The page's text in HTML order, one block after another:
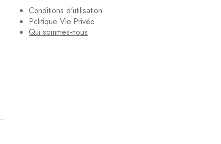
Conditions d'utilisation
Politique Vie Privée
Qui sommes-nous